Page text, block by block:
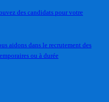
des candidats pour votre
aidons dans le recrutement des
ou à durée